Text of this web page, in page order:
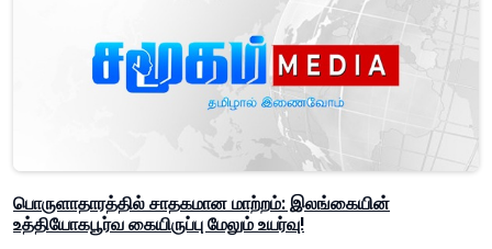
பொருளாதாரத்தில் சாதகமான மாற்றம்: இலங்கையின்
உத்தியோகபூர்வ கையிருப்பு மேலும் உயர்வு!